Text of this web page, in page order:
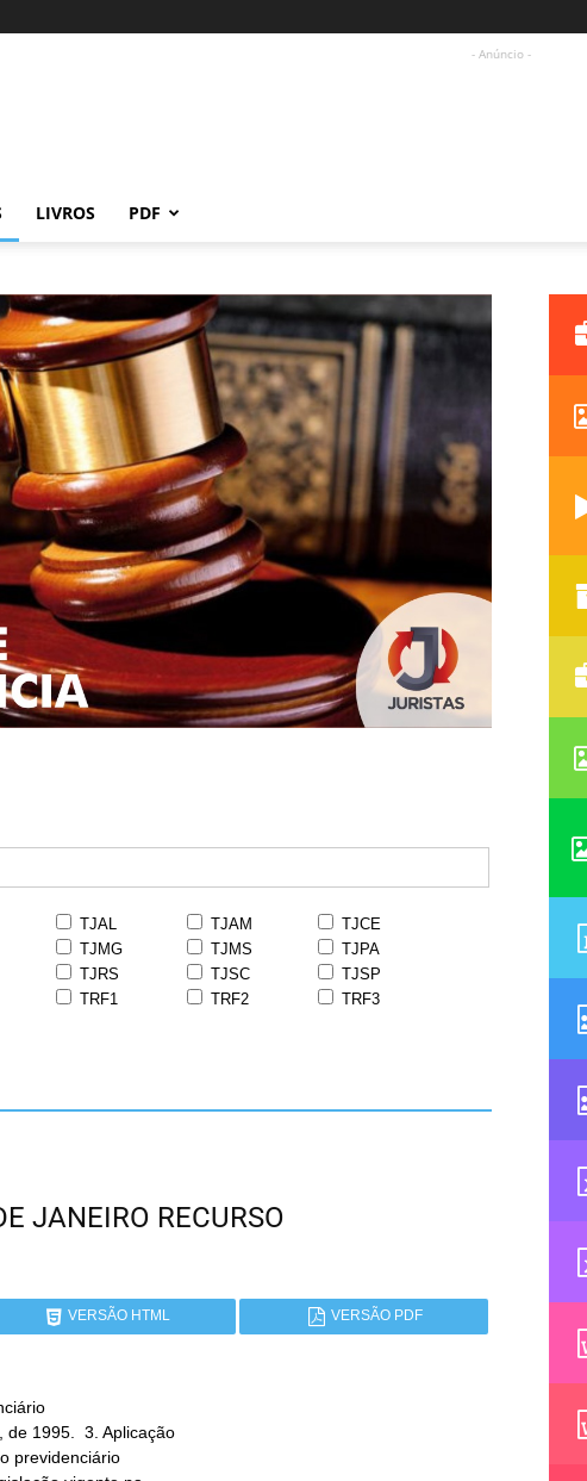
- Anúncio -
LIVROS PDF
TJAL TJAM
TJCE
TJMG TJMS
TJPA
TJRS TJSC
TJSP
TRF1 TRF2
TRF3
JANEIRO RECURSO
VERSÃO HTML VERSÃO PDF